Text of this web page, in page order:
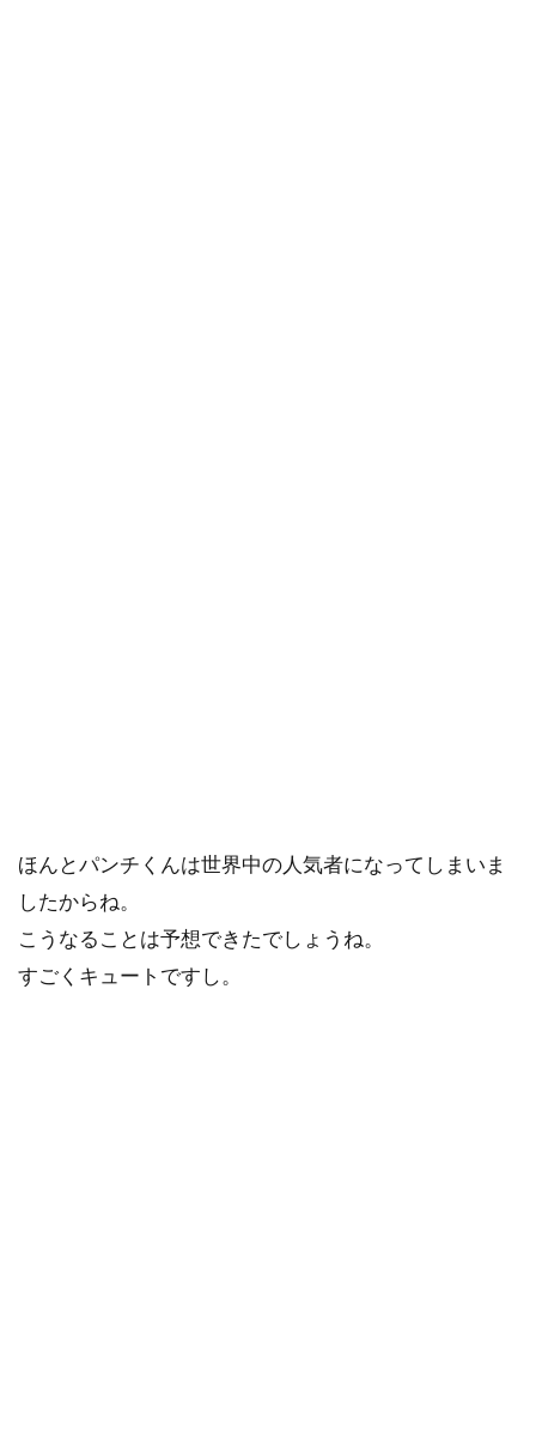
ほんとパンチくんは世界中の人気者になってしまいま
したからね。
こうなることは予想できたでしょうね。
すごくキュートですし。